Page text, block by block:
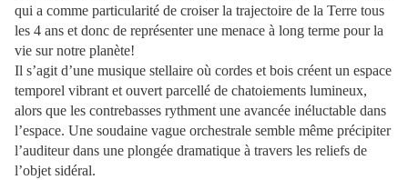
qui a comme particularité de croiser la trajectoire de la Terre tous
les 4 ans et donc de représenter une menace à long terme pour la
vie sur notre planète!
Il s’agit d’une musique stellaire où cordes et bois créent un espace
temporel vibrant et ouvert parcellé de chatoiements lumineux,
alors que les contrebasses rythment une avancée inéluctable dans
l’espace. Une soudaine vague orchestrale semble même précipiter
l’auditeur dans une plongée dramatique à travers les reliefs de
l’objet sidéral.